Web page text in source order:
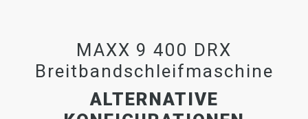
MAXX 9 400 DRX
Breitbandschleifmaschine
ALTERNATIVE